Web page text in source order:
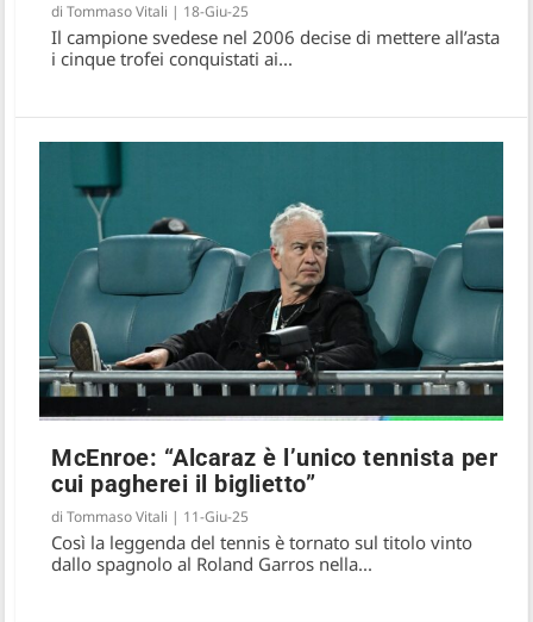
diTommaso Vitali | 18-Giu-25
Il campione svedese nel 2006 decise di mettere all’asta
i cinque trofei conquistati ai...
McEnroe: “Alcaraz è l’unico tennista per
cui pagherei il biglietto”
diTommaso Vitali | 11-Giu-25
Così la leggenda del tennis è tornato sul titolo vinto
dallo spagnolo al Roland Garros nella...